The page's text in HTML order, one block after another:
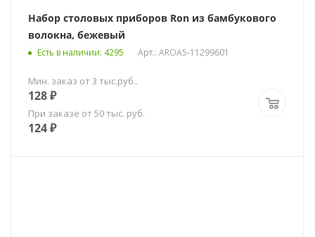
Набор столовых приборов Ron из бамбукового
волокна, бежевый
Есть в наличии: 4295 Арт.: AROA5-11299601
Мин. заказ от 3 тыс.руб..
128₽
При заказе от 50 тыс. руб.
124₽